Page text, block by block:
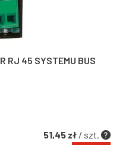
RJ 45 SYSTEMU BUS
51,45 zł / szt.